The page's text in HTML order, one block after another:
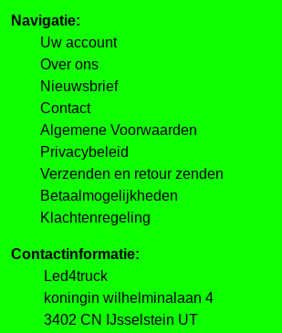
Navigatie:
Uw account
Over ons
Nieuwsbrief
Contact
Algemene Voorwaarden
Privacybeleid
Verzenden en retour zenden
Betaalmogelijkheden
Klachtenregeling
Contactinformatie:
Led4truck
koningin wilhelminalaan 4
3402 CN IJsselstein UT